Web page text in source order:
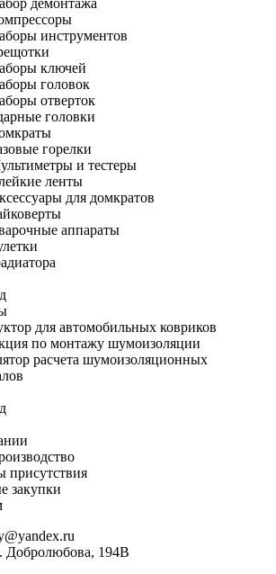
демонтажа
инструментов
ключей
головок
отверток
головки
горелки
и тестеры
ленты
для домкратов
аппараты
для автомобильных ковриков
по монтажу шумоизоляции
расчета шумоизоляционных
присутствия
закупки
Добролюбова, 194В